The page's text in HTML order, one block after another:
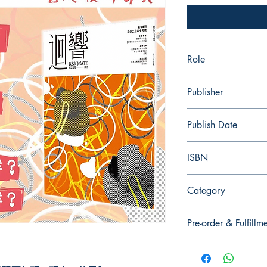
Role
Publisher
Publish Date
ISBN
Category
Pre-order &
you for pickup/